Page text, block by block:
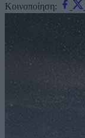
Κοινοποίηση: